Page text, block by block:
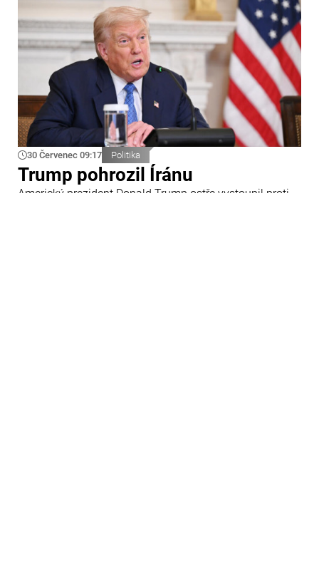
30 Červenec 09:17 Politika
Trump pohrozil Íránu
Americký prezident Donald Trump ostře vystoupil proti